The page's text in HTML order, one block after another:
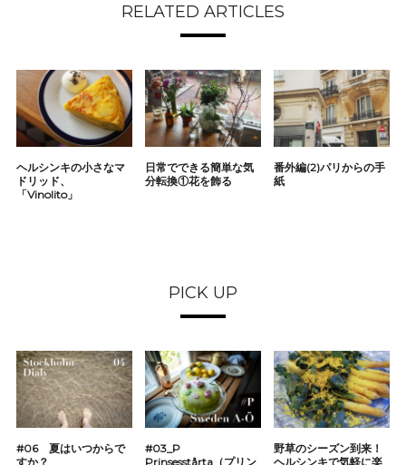
RELATED ARTICLES
ヘルシンキの小さなマ
ドリッド、
「Vinolito」
日常でできる簡単な気
分転換①花を飾る
番外編(2)パリからの手
紙
PICK UP
#06 夏はいつからで
すか？
#03_P
Prinsesstårta（プリン
野草のシーズン到来！
ヘルシンキで気軽に楽